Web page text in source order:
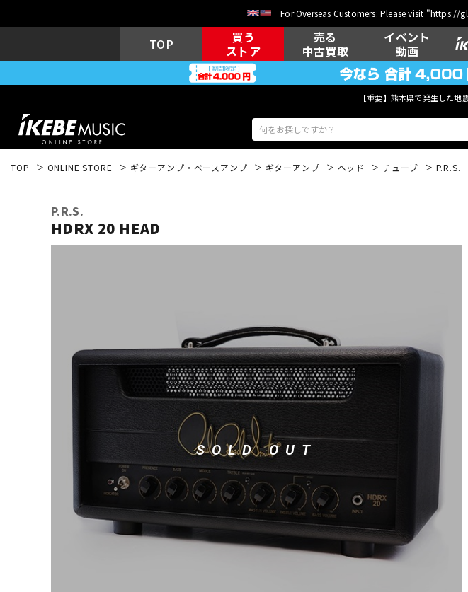
For Overseas Customers: Please visit "https://
TOP
買う
ストア
売る
中古買取
イベント
動画
【重要】熊本県で発生した
DTM
中古 ヴィンテージ
TOP ONLINE STORE ギターアンプ・ベースアンプ ギターアンプ ヘッド チューブ P.R.S.
P.R.S.
HDRX 20 HEAD
SOLD OUT